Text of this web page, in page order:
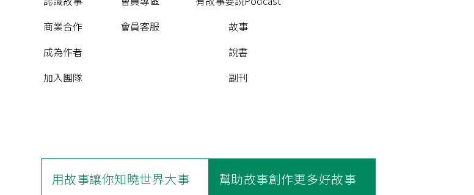
商業合作
成為作者
加入團隊
會員客服
故事
說書
副刊
用故事讓你知曉世界大事 幫助故事創作更多好故事